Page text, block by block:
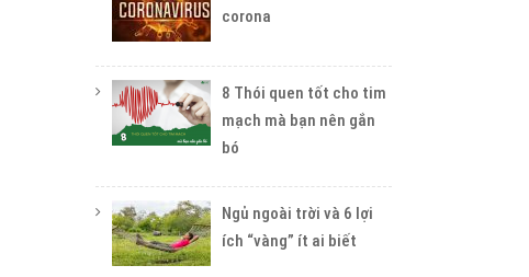
corona
8 Thói quen tốt cho tim
mạch mà bạn nên gắn
bó
Ngủ ngoài trời và 6 lợi
ích “vàng” ít ai biết